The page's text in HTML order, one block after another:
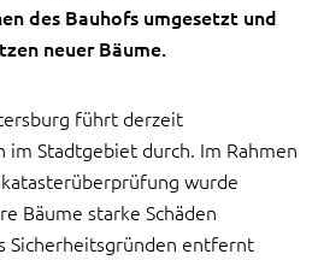
des Bauhofs umgesetzt und
neuer Bäume.
führt derzeit
Stadtgebiet durch. Im Rahmen
wurde
Bäume starke Schäden
Sicherheitsgründen entfernt